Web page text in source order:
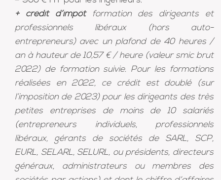
+ crédit d’impôtformation des dirigeants et
professionnels libéraux (hors auto-
entrepreneurs) avec un plafond de 40 heures /
an à hauteur de 10,57 € / heure (valeur smic brut
2022) de formation suivie. Pour les formations
réalisées en 2022, ce crédit est doublé (sur
l’imposition de 2023) pour les dirigeants des très
petites entreprises de moins de 10 salariés
(entrepreneurs individuels, professionnels
libéraux, gérants de sociétés de SARL, SCP,
EURL, SELARL, SELURL, ou présidents, directeurs
généraux, administrateurs ou membres des